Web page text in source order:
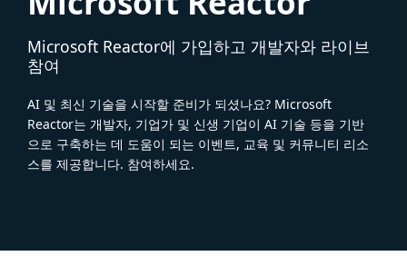
Microsoft Reactor에 가입하고 개발자와 라이브
참여
AI 및 최신 기술을 시작할 준비가 되셨나요? Microsoft
Reactor는 개발자, 기업가 및 신생 기업이 AI 기술 등을 기반
으로 구축하는 데 도움이 되는 이벤트, 교육 및 커뮤니티 리소
스를 제공합니다. 참여하세요.